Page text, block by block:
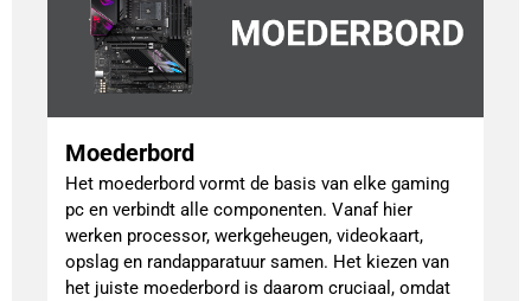
Moederbord
Het moederbord vormt de basis van elke gaming
pc en verbindt alle componenten. Vanaf hier
werken processor, werkgeheugen, videokaart,
opslag en randapparatuur samen. Het kiezen van
het juiste moederbord is daarom cruciaal, omdat